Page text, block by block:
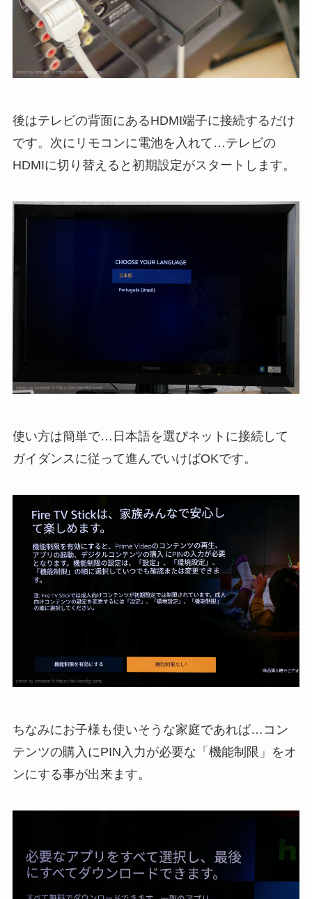
後はテレビの背面にあるHDMI端子に接続するだけ
です。次にリモコンに電池を入れて…テレビの
HDMIに切り替えると初期設定がスタートします。
使い方は簡単で…日本語を選びネットに接続して
ガイダンスに従って進んでいけばOKです。
ちなみにお子様も使いそうな家庭であれば…コン
テンツの購入にPIN入力が必要な「機能制限」をオ
ンにする事が出来ます。